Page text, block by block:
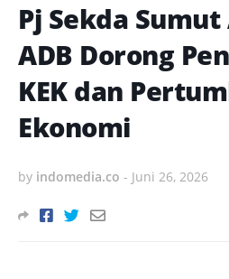
Pj Sekda
ADB Dorong
KEK dan
Ekonomi
by indomedia.co - Juni 26, 2026